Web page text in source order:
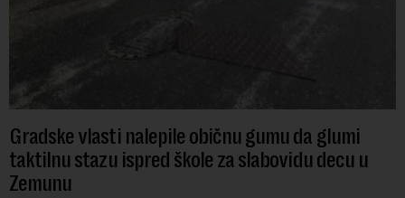
Gradske vlasti nalepile običnu gumu da glumi
taktilnu stazu ispred škole za slabovidu decu u
Zemunu